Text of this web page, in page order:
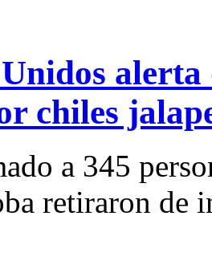
alerta
chiles
a 345
retiraron de